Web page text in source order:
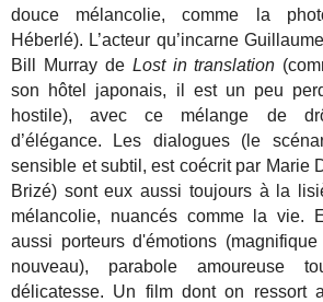
douce mélancolie, comme la
Héberlé). L’acteur qu’incarne
Bill Murray de Lost in translation
son hôtel japonais, il est un peu
hostile), avec ce mélange de
d’élégance. Les dialogues (le
sensible et subtil, est coécrit par Marie
Brizé) sont eux aussi toujours à la
mélancolie, nuancés comme la vie.
aussi porteurs d'émotions
nouveau), parabole amoureuse
délicatesse. Un film dont on ressort